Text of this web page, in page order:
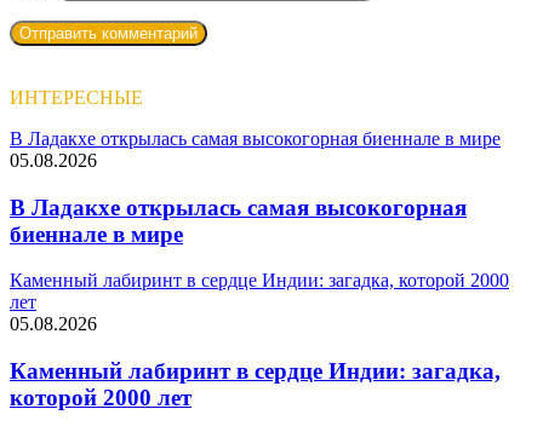
ИНТЕРЕСНЫЕ
В Ладакхе открылась самая высокогорная биеннале в мире
05.08.2026
В Ладакхе открылась самая высокогорная
биеннале в мире
Каменный лабиринт в сердце Индии: загадка, которой 2000
лет
05.08.2026
Каменный лабиринт в сердце Индии: загадка,
которой 2000 лет